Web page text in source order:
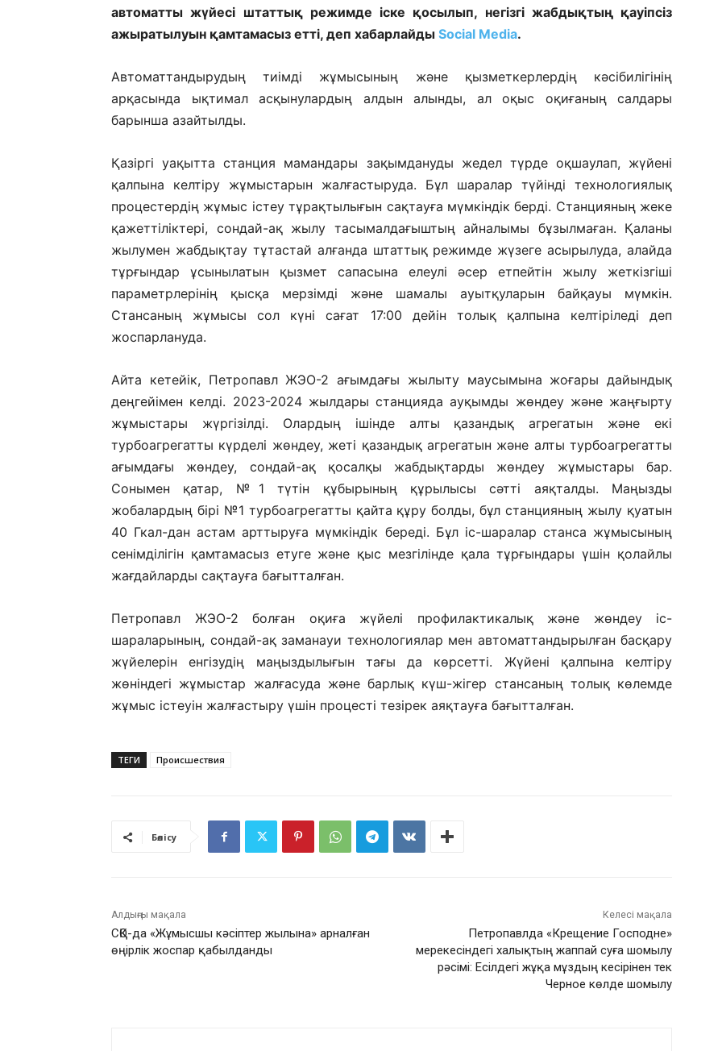
автоматты жүйесі штаттық режимде іске қосылып, негізгі жабдықтың қауіпсіз
ажыратылуын қамтамасыз етті, деп хабарлайды Social Media.
Автоматтандырудың тиімді жұмысының және қызметкерлердің кәсібилігінің
арқасында ықтимал асқынулардың алдын алынды, ал оқыс оқиғаның салдары
барынша азайтылды.
Қазіргі уақытта станция мамандары зақымдануды жедел түрде оқшаулап, жүйені
қалпына келтіру жұмыстарын жалғастыруда. Бұл шаралар түйінді технологиялық
процестердің жұмыс істеу тұрақтылығын сақтауға мүмкіндік берді. Станцияның жеке
қажеттіліктері, сондай-ақ жылу тасымалдағыштың айналымы бұзылмаған. Қаланы
жылумен жабдықтау тұтастай алғанда штаттық режимде жүзеге асырылуда, алайда
тұрғындар ұсынылатын қызмет сапасына елеулі әсер етпейтін жылу жеткізгіші
параметрлерінің қысқа мерзімді және шамалы ауытқуларын байқауы мүмкін.
Стансаның жұмысы сол күні сағат 17:00 дейін толық қалпына келтіріледі деп
жоспарлануда.
Айта кетейік, Петропавл ЖЭО-2 ағымдағы жылыту маусымына жоғары дайындық
деңгейімен келді. 2023-2024 жылдары станцияда ауқымды жөндеу және жаңғырту
жұмыстары жүргізілді. Олардың ішінде алты қазандық агрегатын және екі
турбоагрегатты күрделі жөндеу, жеті қазандық агрегатын және алты турбоагрегатты
ағымдағы жөндеу, сондай-ақ қосалқы жабдықтарды жөндеу жұмыстары бар.
Сонымен қатар, №1 түтін құбырының құрылысы сәтті аяқталды. Маңызды
жобалардың бірі №1 турбоагрегатты қайта құру болды, бұл станцияның жылу қуатын
40 Гкал-дан астам арттыруға мүмкіндік береді. Бұл іс-шаралар станса жұмысының
сенімділігін қамтамасыз етуге және қыс мезгілінде қала тұрғындары үшін қолайлы
жағдайларды сақтауға бағытталған.
Петропавл ЖЭО-2 болған оқиға жүйелі профилактикалық және жөндеу іс-
шараларының, сондай-ақ заманауи технологиялар мен автоматтандырылған басқару
жүйелерін енгізудің маңыздылығын тағы да көрсетті. Жүйенi қалпына келтiру
жөнiндегi жұмыстар жалғасуда және барлық күш-жiгер стансаның толық көлемде
жұмыс iстеуiн жалғастыру үшiн процестi тезiрек аяқтауға бағытталған.
ТЕГИ Происшествия
Бөлісу
Алдыңғы мақала
СҚО-да «Жұмысшы кәсіптер жылына» арналған
өңірлік жоспар қабылданды
Келесі мақала
Петропавлда «Крещение Господне»
мерекесіндегі халықтың жаппай суға шомылу
рәсімі: Есілдегі жұқа мұздың кесірінен тек
Черное көлде шомылу